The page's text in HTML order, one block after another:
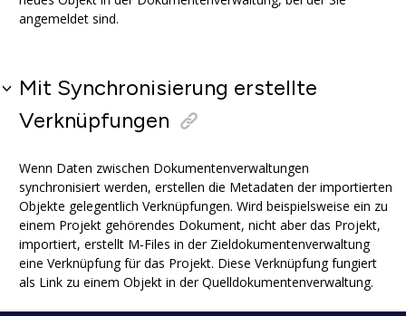
angemeldet sind.
Mit Synchronisierung erstellte
Verknüpfungen
Wenn Daten zwischen Dokumentenverwaltungen
synchronisiert werden, erstellen die Metadaten der importierten
Objekte gelegentlich Verknüpfungen. Wird beispielsweise ein zu
einem Projekt gehörendes Dokument, nicht aber das Projekt,
importiert, erstellt M-Files in der Zieldokumentenverwaltung
eine Verknüpfung für das Projekt. Diese Verknüpfung fungiert
als Link zu einem Objekt in der Quelldokumentenverwaltung.